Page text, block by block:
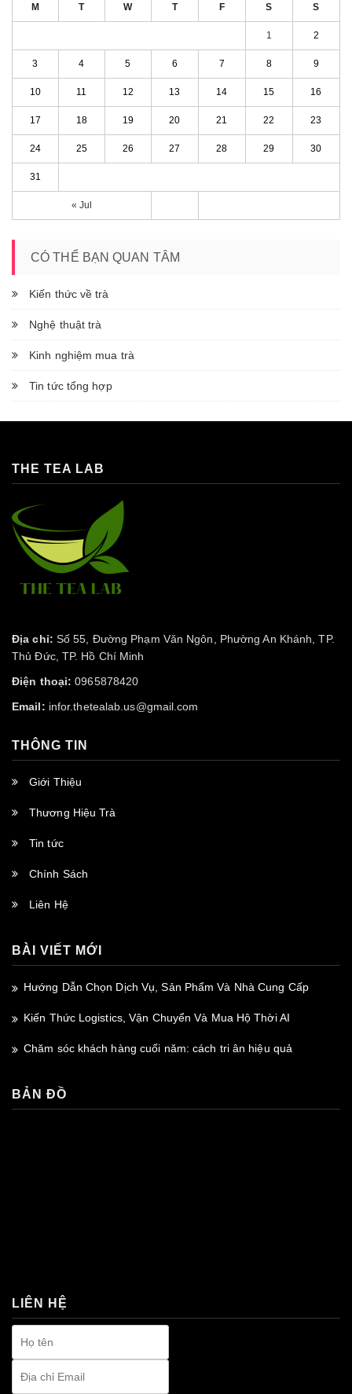
M T W T F S S
« Jul
1 2
3 4 5 6 7 8 9
10 11 12 13 14 15 16
17 18 19 20 21 22 23
24 25 26 27 28 29 30
31
CÓ THỂ BẠN QUAN TÂM
Kiến thức về trà
Nghệ thuật trà
Kinh nghiệm mua trà
Tin tức tổng hợp
THE TEA LAB
Địa chỉ: Số 55, Đường Phạm Văn Ngôn, Phường An Khánh, TP.
Thủ Đức, TP. Hồ Chí Minh
Điện thoại: 0965878420
Email: infor.thetealab.us@gmail.com
THÔNG TIN
Giới Thiệu
Thương Hiệu Trà
Tin tức
Chính Sách
Liên Hệ
BÀI VIẾT MỚI
Hướng Dẫn Chọn Dịch Vụ, Sản Phẩm Và Nhà Cung Cấp
Kiến Thức Logistics, Vận Chuyển Và Mua Hộ Thời AI
Chăm sóc khách hàng cuối năm: cách tri ân hiệu quả
BẢN ĐỒ
LIÊN HỆ